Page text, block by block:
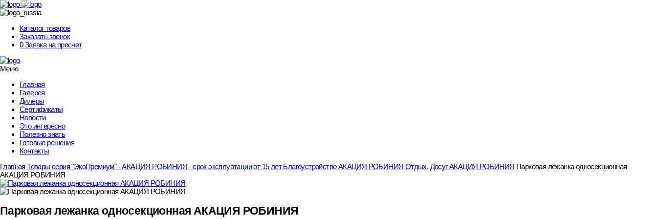
Skip
to
Каталог товаров
Заказать звонок
0 Заявка на просчет
Меню
Главная
Галерея
Дилеры
Сертификаты
Новости
Это интересно
Полезно знать
Готовые решения
Контакты
Главная Товары серия "ЭкоПремиум" - АКАЦИЯ РОБИНИЯ - срок эксплуатации от 15 лет Благоустройство АКАЦИЯ РОБИНИЯ Отдых. Досуг АКАЦИЯ РОБИНИЯ Парковая лежанка односекционная
АКАЦИЯ РОБИНИЯ
Парковая лежанка односекционная АКАЦИЯ РОБИНИЯ